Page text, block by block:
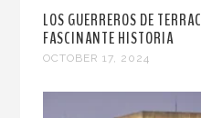
LOS GUERREROS DE
FASCINANTE HISTORIA
OCTOBER 17, 2024